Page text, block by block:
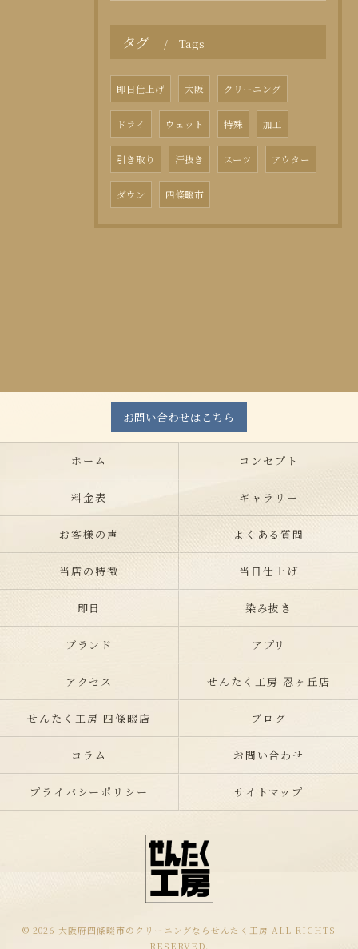
タグ Tags
即日仕上げ 大阪 クリーニング
ドライ ウェット 特殊 加工
引き取り 汗抜き スーツ アウター
ダウン 四條畷市
お問い合わせはこちら
ホーム コンセプト
料金表 ギャラリー
お客様の声 よくある質問
当店の特徴 当日仕上げ
即日 染み抜き
ブランド アプリ
アクセス せんたく工房 忍ヶ丘店
せんたく工房 四條畷店 ブログ
コラム お問い合わせ
プライバシーポリシー サイトマップ
© 2026 大阪府四條畷市のクリーニングならせんたく工房 ALL RIGHTS
RESERVED.